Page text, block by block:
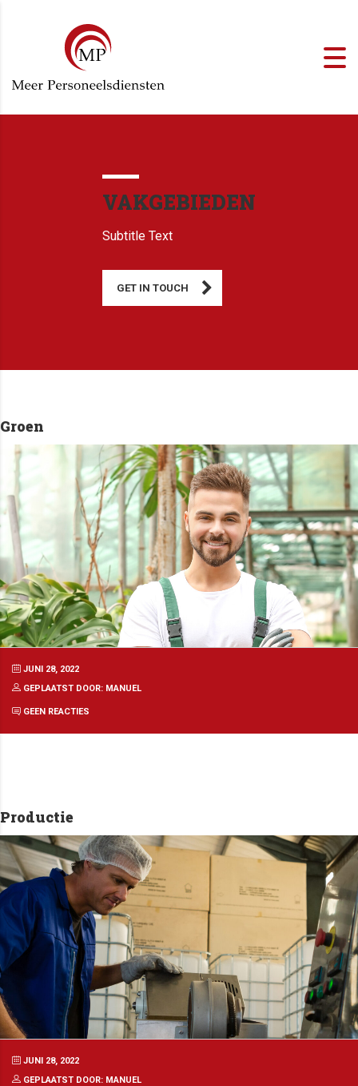
VAKGEBIEDEN
Subtitle Text
GET IN TOUCH
Groen
JUNI 28, 2022
GEPLAATST DOOR: MANUEL
GEEN REACTIES
Productie
JUNI 28, 2022
GEPLAATST DOOR: MANUEL